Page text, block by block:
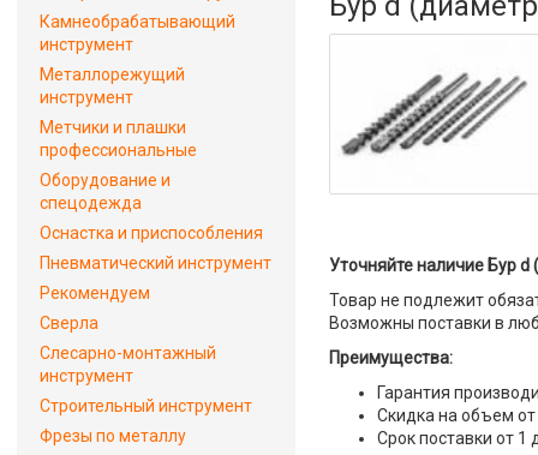
Уточняйте наличие Бур d
Товар не подлежит
Возможны поставки в
Преимущества:
Гарантия
Скидка на объем от
Срок поставки от 1
Камнеобрабатывающий
инструмент
Металлорежущий
инструмент
Метчики и плашки
профессиональные
Оборудование и
спецодежда
Оснастка и приспособления
Пневматический инструмент
Рекомендуем
Сверла
Слесарно-монтажный
инструмент
Строительный инструмент
Фрезы по металлу